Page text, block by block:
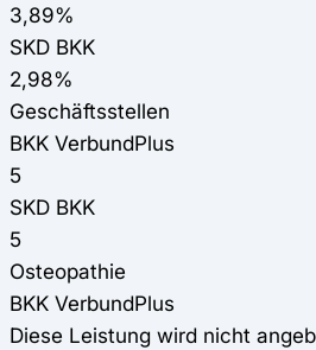
3,89%
SKD BKK
2,98%
Geschäftsstellen
BKK VerbundPlus
5
SKD BKK
5
Osteopathie
BKK VerbundPlus
Diese Leistung wird nicht